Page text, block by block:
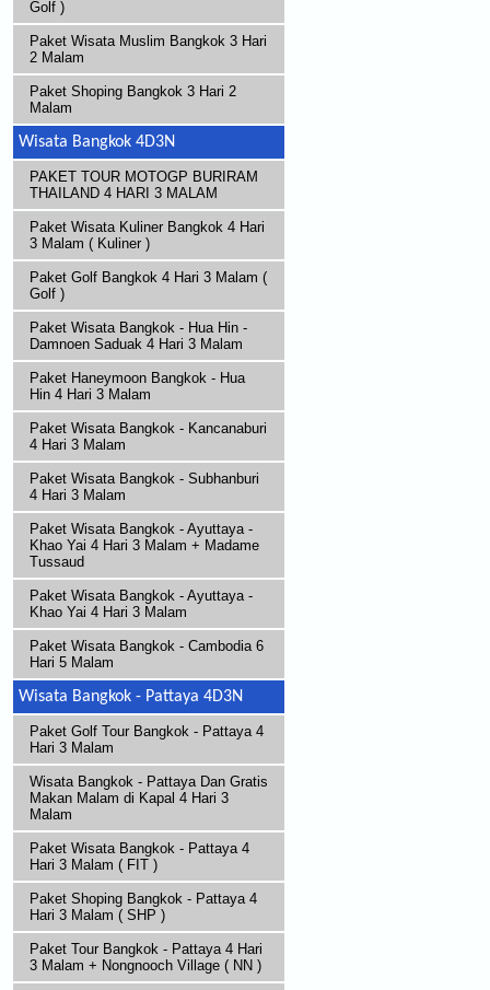
Golf )
Paket Wisata Muslim Bangkok 3 Hari
2 Malam
Paket Shoping Bangkok 3 Hari 2
Malam
Wisata Bangkok 4D3N
PAKET TOUR MOTOGP BURIRAM
THAILAND 4 HARI 3 MALAM
Paket Wisata Kuliner Bangkok 4 Hari
3 Malam ( Kuliner )
Paket Golf Bangkok 4 Hari 3 Malam (
Golf )
Paket Wisata Bangkok - Hua Hin -
Damnoen Saduak 4 Hari 3 Malam
Paket Haneymoon Bangkok - Hua
Hin 4 Hari 3 Malam
Paket Wisata Bangkok - Kancanaburi
4 Hari 3 Malam
Paket Wisata Bangkok - Subhanburi
4 Hari 3 Malam
Paket Wisata Bangkok - Ayuttaya -
Khao Yai 4 Hari 3 Malam + Madame
Tussaud
Paket Wisata Bangkok - Ayuttaya -
Khao Yai 4 Hari 3 Malam
Paket Wisata Bangkok - Cambodia 6
Hari 5 Malam
Wisata Bangkok - Pattaya 4D3N
Paket Golf Tour Bangkok - Pattaya 4
Hari 3 Malam
Wisata Bangkok - Pattaya Dan Gratis
Makan Malam di Kapal 4 Hari 3
Malam
Paket Wisata Bangkok - Pattaya 4
Hari 3 Malam ( FIT )
Paket Shoping Bangkok - Pattaya 4
Hari 3 Malam ( SHP )
Paket Tour Bangkok - Pattaya 4 Hari
3 Malam + Nongnooch Village ( NN )